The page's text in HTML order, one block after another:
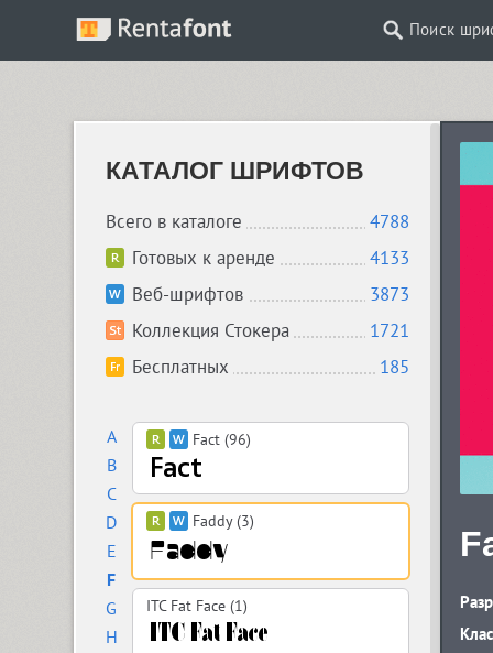
Поиск
КАТАЛОГ ШРИФТОВ
Всего в каталоге
4788
Готовых к аренде
4133
Веб-шрифтов
3873
Коллекция Стокера
1721
Бесплатных
185
A
B
C
D
E
F
G
H
Fact (96)
Faddy (3)
ITC Fat Face (1)